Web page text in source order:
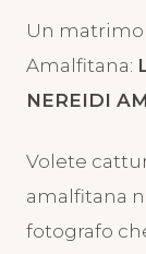
Un
Amalfitana:
NEREIDI
Volete
amalfitana
fotografo